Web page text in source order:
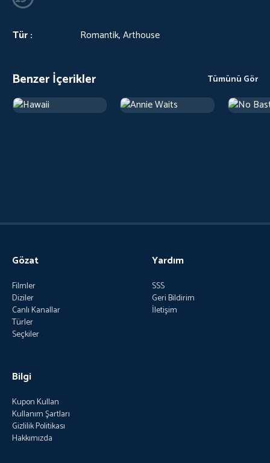
Tür : Romantik, Arthouse
Benzer İçerikler Tümünü Gör
Gözat
Filmler
Diziler
Canlı Kanallar
Türler
Seçkiler
Yardım
SSS
Geri Bildirim
İletişim
Bilgi
Kupon Kullan
Kullanım Şartları
Gizlilik Politikası
Hakkımızda